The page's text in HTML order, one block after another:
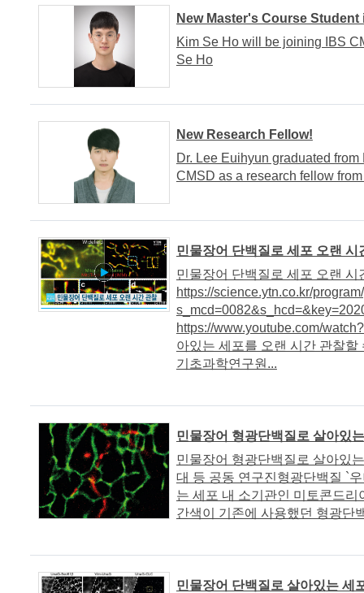
New Master's Course Student
Kim Se Ho will be joining IBS
Se Ho
New Research Fellow!
Dr. Lee Euihyun graduated
CMSD as a research fellow
민물장어 단백질로 세포 오랜
민물장어 단백질로 세포 오랜 시
https://science.ytn.co.kr/
https://www.youtube.com/
아있는 세포를 오랜 시간 관찰
기초과학연구원...
민물장어 형광단백질로 살아있
민물장어 형광단백질로 살아있
대 등 공동 연구진형광단백질 `
는 세포 내 소기관인 미토콘드
간색이 기존에 사용했던 형광단
민물장어 단백질로 살아있는 세